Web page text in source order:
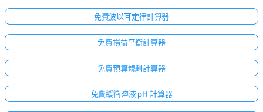
免費波以耳定律計算器
免費損益平衡計算器
免費預算規劃計算器
免費緩衝溶液 pH 計算器